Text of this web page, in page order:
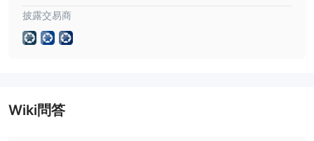
$/€/£50 ，所有交易都會迅速完成。提款通常在
成。
披露交易商
Wiki問答